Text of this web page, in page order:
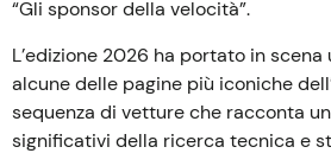
“Gli sponsor della velocità”.
L’edizione 2026 ha portato in
alcune delle pagine più iconiche
sequenza di vetture che racconta
significativi della ricerca tecnica e